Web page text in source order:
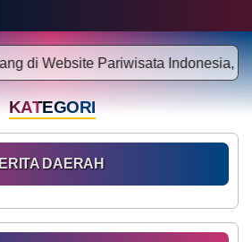
di Website Pariwisata Indonesia,
KATEGORI
DAERAH